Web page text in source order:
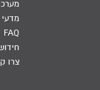
מדעי
FAQ
צרו